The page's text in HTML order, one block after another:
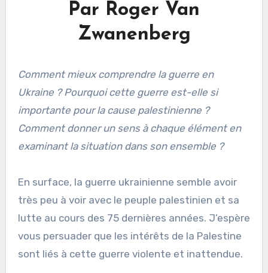
Par Roger Van
Zwanenberg
Comment mieux comprendre la guerre en
Ukraine ? Pourquoi cette guerre est-elle si
importante pour la cause palestinienne ?
Comment donner un sens à chaque élément en
examinant la situation dans son ensemble ?
En surface, la guerre ukrainienne semble avoir
très peu à voir avec le peuple palestinien et sa
lutte au cours des 75 dernières années. J’espère
vous persuader que les intérêts de la Palestine
sont liés à cette guerre violente et inattendue.